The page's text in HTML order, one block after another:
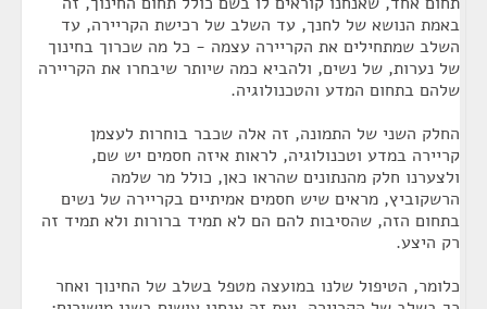
באמת הנושא של לחנך, עד השלב של רכישת הקריירה, עד
השלב שמתחילים את הקריירה עצמה - כל מה שכרוך בחינוך
של נערות, של נשים, ולהביא כמה שיותר שיבחרו את הקריירה
שלהם בתחום המדע והטכנולוגיה.
החלק השני של התמונה, זה אלה שכבר בוחרות לעצמן
קריירה במדע וטכנולוגיה, לראות איזה חסמים יש שם,
ולצערנו חלק מהנתונים שהראו כאן, כולל מר שלמה
הרשקוביץ, מראים שיש חסמים אמיתיים בקריירה של נשים
בתחום הזה, שהסיבות להם הם לא תמיד ברורות ולא תמיד זה
רק היצע.
כלומר, הטיפול שלנו במועצה מטפל בשלב של החינוך ואחר